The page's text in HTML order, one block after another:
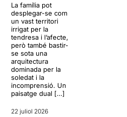
La família pot
desplegar-se com
un vast territori
irrigat per la
tendresa i l’afecte,
però també bastir-
se sota una
arquitectura
dominada per la
soledat i la
incomprensió. Un
paisatge dual […]
22 juliol 2026